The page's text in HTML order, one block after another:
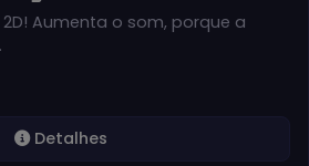
Aumenta o som, porque a
Detalhes